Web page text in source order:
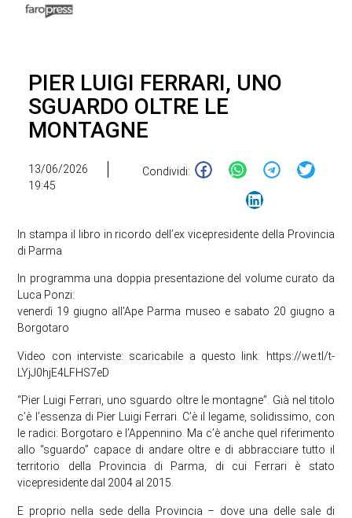
PIER LUIGI FERRARI, UNO
SGUARDO OLTRE LE
MONTAGNE
13/06/2026
19:45
Condividi:
In stampa il libro in ricordo dell’ex vicepresidente della Provincia
di Parma
In programma una doppia presentazione del volume curato da
Luca Ponzi:
venerdì 19 giugno all’Ape Parma museo e sabato 20 giugno a
Borgotaro
Video con interviste: scaricabile a questo link: https://we.tl/t-
LYjJ0hjE4LFHS7eD
“Pier Luigi Ferrari, uno sguardo oltre le montagne”. Già nel titolo
c’è l’essenza di Pier Luigi Ferrari. C’è il legame, solidissimo, con
le radici: Borgotaro e l’Appennino. Ma c’è anche quel riferimento
allo “sguardo” capace di andare oltre e di abbracciare tutto il
territorio della Provincia di Parma, di cui Ferrari è stato
vicepresidente dal 2004 al 2015.
E proprio nella sede della Provincia – dove una delle sale di